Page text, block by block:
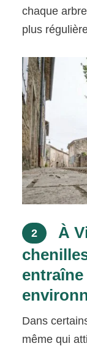
chaque
plus
2
À
Dans
même qui